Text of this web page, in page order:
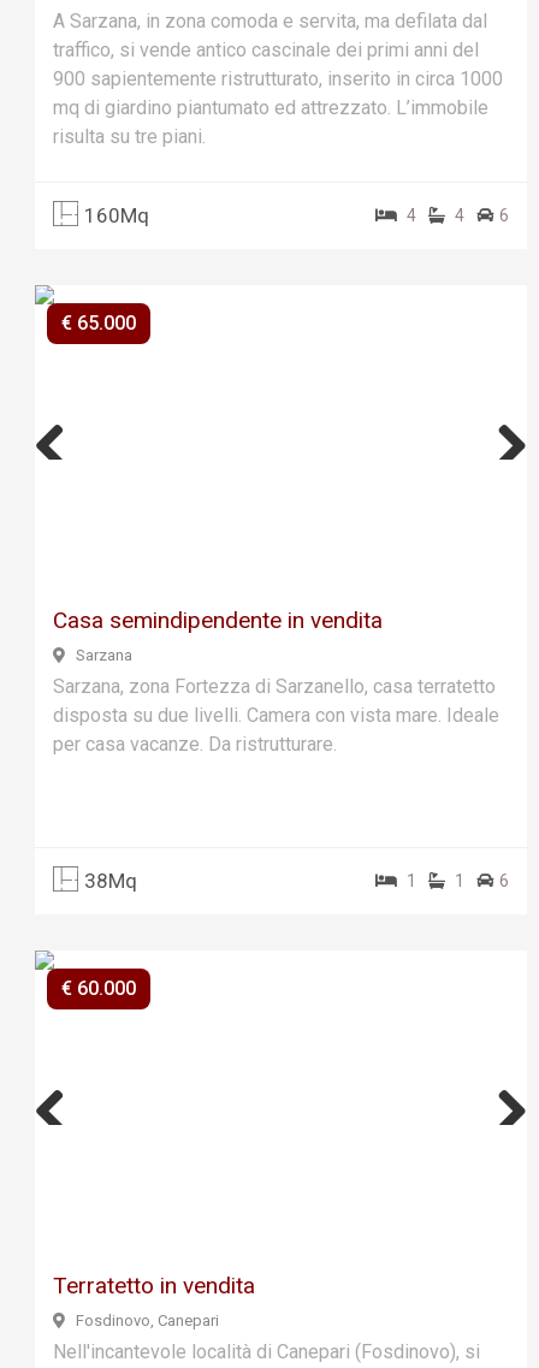
A Sarzana, in zona comoda e servita, ma defilata dal
traffico, si vende antico cascinale dei primi anni del
900 sapientemente ristrutturato, inserito in circa 1000
mq di giardino piantumato ed attrezzato. L’immobile
risulta su tre piani.
160Mq 4 4 6
€ 65.000
Casa semindipendente in vendita
Sarzana
Sarzana, zona Fortezza di Sarzanello, casa terratetto
disposta su due livelli. Camera con vista mare. Ideale
per casa vacanze. Da ristrutturare.
38Mq 1 1 6
€ 60.000
Terratetto in vendita
Fosdinovo, Canepari
Nell'incantevole località di Canepari (Fosdinovo), si